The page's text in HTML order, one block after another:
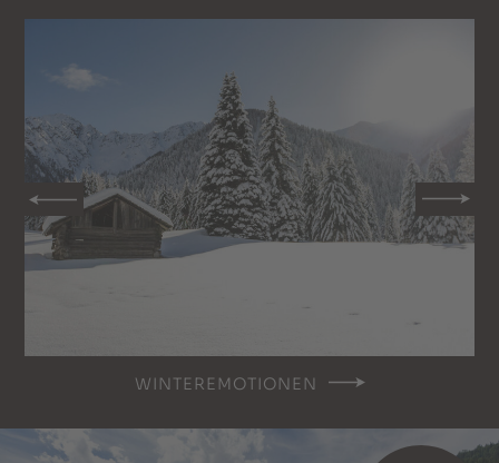
WINTEREMOTIONEN